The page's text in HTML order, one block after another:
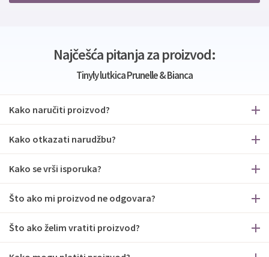
Najčešća pitanja za proizvod:
Tinyly lutkica Prunelle & Bianca
Kako naručiti proizvod?
Kako otkazati narudžbu?
Kako se vrši isporuka?
Što ako mi proizvod ne odgovara?
Što ako želim vratiti proizvod?